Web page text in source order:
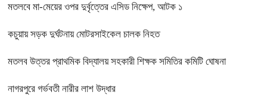
মতলবে মা-মেয়ের ওপর দুর্বৃত্তের এসিড নিক্ষেপ, আটক ১
কচুয়ায় সড়ক দুর্ঘটনায় মোটরসাইকেল চালক নিহত
মতলব উত্তর প্রাথমিক বিদ্যালয় সহকারী শিক্ষক সমিতির কমিটি ঘোষনা
নাগরপুরে গর্ভবতী নারীর লাশ উদ্ধার